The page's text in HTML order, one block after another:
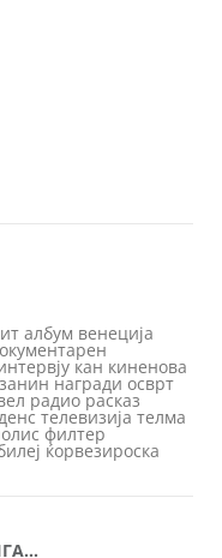
албум венеција
кан киненова
награди осврт
радио расказ
телевизија телма
филтер
ќорвезироска